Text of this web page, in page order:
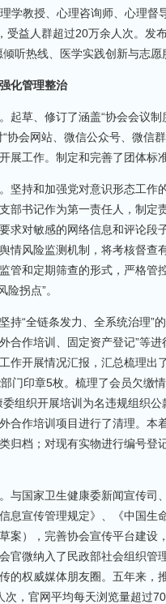
学教授、心理咨询师、心理
受益人群超过20万余人次。发
听热线、医学实践创新与志
化管理整治
起草、修订了涵盖“协会会议
协会网站、微信公众号、微信
展工作。制定和完善了团体标
坚持和加强党对意识形态工
部书记作为第一责任人，制
求对敏感的网络信息和评论段
情风险监测机制，将考核督
管和定期筛查的形式，严格管
险拐点”。
持“全链条发力、全系统治理”
合作培训、固定资产登记”等
作开展情况汇报，汇总梳理
门印章5枚。梳理了会员欠缴
组织开展培训为名违规组织
合作培训项目进行了清理。本
归档；对现有实物进行编号登
与国家卫生健康委新闻宣传
息宣传管理规定》、《中国
案），完善协会宣传平台建设
官微纳入了民政部社会组织
的权威媒体朋友圈。五年来
次，官网平均每天浏览量超过